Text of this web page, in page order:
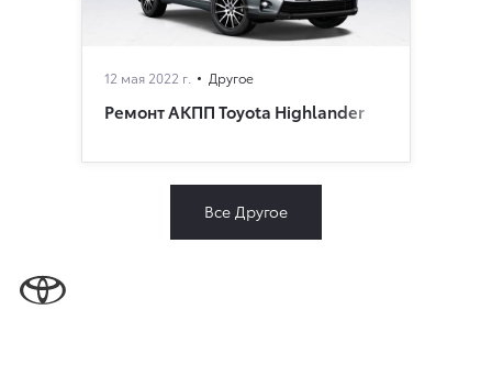
12 мая 2022 г. Другое
Ремонт АКПП Toyota Highlander
Все Другое